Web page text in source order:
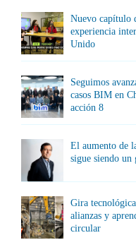
Nuevo capítulo
experiencia
Unido
Seguimos
casos BIM en
acción 8
El aumento de
sigue siendo
Gira
alianzas y
circular